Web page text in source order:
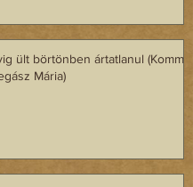
ült börtönben ártatlanul
Mária)